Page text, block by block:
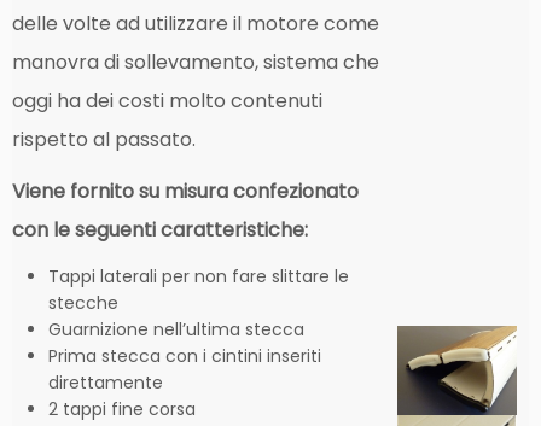
delle volte ad utilizzare il motore come
manovra di sollevamento, sistema che
oggi ha dei costi molto contenuti
rispetto al passato.
Viene fornito su misura confezionato
con le seguenti caratteristiche:
Tappi laterali per non fare slittare le
stecche
Guarnizione nell’ultima stecca
Prima stecca con i cintini inseriti
direttamente
2 tappi fine corsa